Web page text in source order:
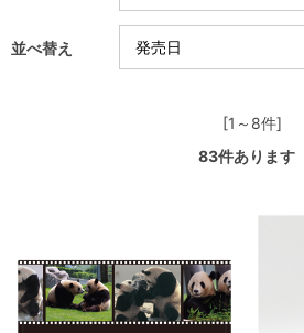
並べ替え
[1～8件]
83件あります